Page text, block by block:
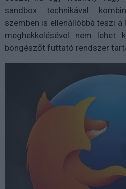
sandbox technikával
szemben is ellenállóbbá teszi a
meghekkelésével nem lehet
böngészőt futtató rendszer